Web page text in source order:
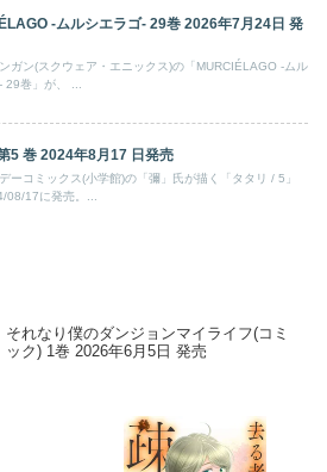
-ムルシエラゴ- 29巻 2026年7月24日 発
ガン(スクウェア・エニックス)の「MURCIÉLAGO -ムル
29巻」が、 ...
5 巻 2024年8月17 日発売
ーコミックス(小学館)の「彌」氏が描く「タタリ / 5」
08/17に発売。...
それなり僕のダンジョンマイライフ(コミ
ック) 1巻 2026年6月5日 発売